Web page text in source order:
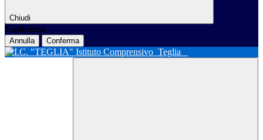
Chiudi
Conferma
Annulla Conferma
Istituto Comprensivo Teglia